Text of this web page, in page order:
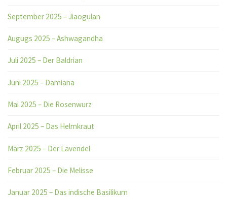
September 2025 – Jiaogulan
Augugs 2025 – Ashwagandha
Juli 2025 – Der Baldrian
Juni 2025 – Damiana
Mai 2025 – Die Rosenwurz
April 2025 – Das Helmkraut
März 2025 – Der Lavendel
Februar 2025 – Die Melisse
Januar 2025 – Das indische Basilikum